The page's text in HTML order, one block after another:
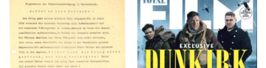
TOTAL FILM #260 –
SUMMER 2017
Flugblätter der Weissen
Rose – V, Januar 1943